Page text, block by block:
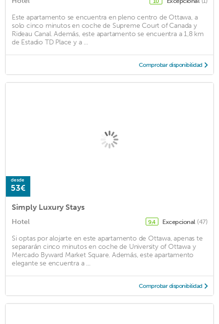
Este apartamento se encuentra en pleno centro de Ottawa, a
solo cinco minutos en coche de Supreme Court of Canada y
Rideau Canal. Además, este apartamento se encuentra a 1,8 km
de Estadio TD Place y a ...
Comprobar disponibilidad
desde
53€
Simply Luxury Stays
Hotel 9,4 Excepcional (47)
Si optas por alojarte en este apartamento de Ottawa, apenas te
separarán cinco minutos en coche de University of Ottawa y
Mercado Byward Market Square. Además, este apartamento
elegante se encuentra a ...
Comprobar disponibilidad